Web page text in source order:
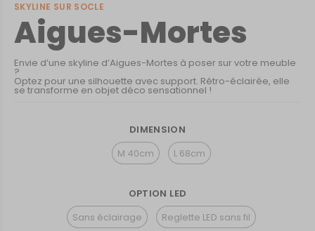
SKYLINE SUR SOCLE
Aigues-Mortes
Envie d’une skyline d’Aigues-Mortes à poser sur votre meuble
?
Optez pour une silhouette avec support. Rétro-éclairée, elle
se transforme en objet déco sensationnel !
DIMENSION
M 40cm
L 68cm
OPTION LED
Sans éclairage
Reglette LED sans fil